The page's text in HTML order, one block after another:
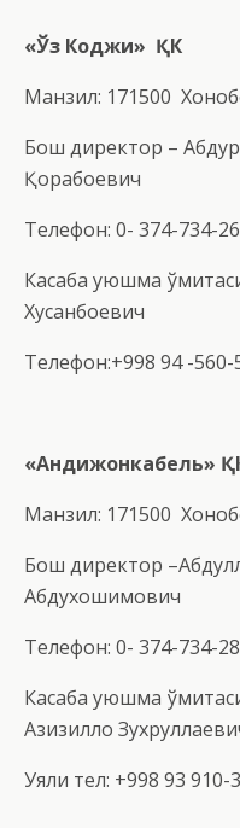
«Ўз Коджи» ҚК
Манзил: 171500
Бош директор –
Қорабоевич
Телефон: 0- 374-734-
Касаба уюшма
Хусанбоевич
Телефон:+998 94 -560-
«Андижонкабель»
Манзил: 171500
Бош директор
Абдухошимович
Телефон: 0- 374-734-
Касаба уюшма
Азизилло
Уяли тел: +998 93 910-